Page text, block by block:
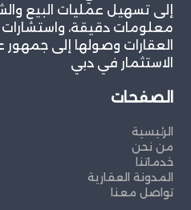
إلى تسهيل عمليات البيع
معلومات دقيقة،
العقارات وصولها إلى
الاستثمار في دبي
الصفحات
الرئيسية
من نحن
خدماتنا
المدونة العقارية
تواصل معنا